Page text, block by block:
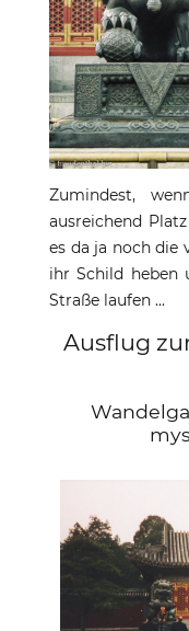
Zumindest,
ausreichend
es da ja noch die
ihr Schild heben
Straße laufen ...
Ausflug